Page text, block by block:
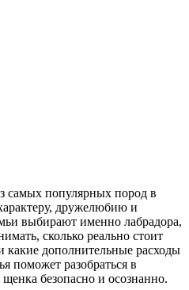
самых популярных пород в
дружелюбию и
выбирают именно лабрадора,
сколько реально стоит
какие дополнительные расходы
поможет разобраться в
безопасно и осознанно.